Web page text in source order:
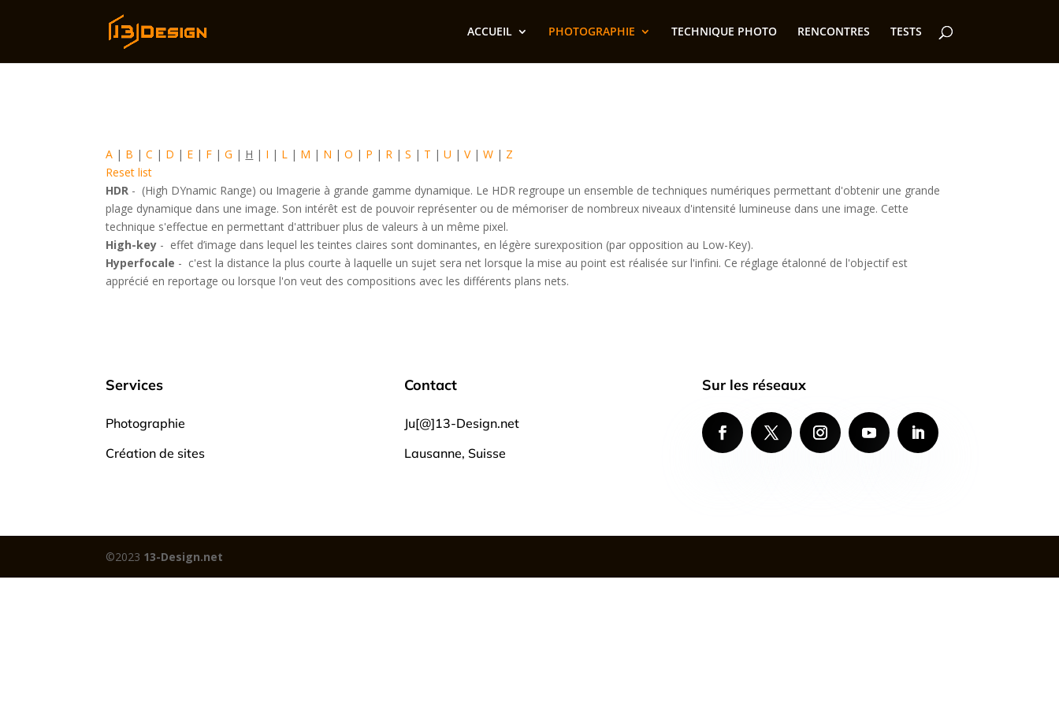
ACCUEIL PHOTOGRAPHIE TECHNIQUE PHOTO RENCONTRES TESTS
A | B |C | D | E | F |G | H | I | L | M | N |O | P | R |S | T |U |V|W | Z
Reset list
HDR - (High DYnamic Range) ou Imagerie à grande gamme dynamique. Le HDR regroupe un ensemble de techniques numériques permettant d'obtenir une grande
plage dynamique dans une image. Son intérêt est de pouvoir représenter ou de mémoriser de nombreux niveaux d'intensité lumineuse dans une image. Cette
technique s'effectue en permettant d'attribuer plus de valeurs à un même pixel.
High-key - effet d’image dans lequel les teintes claires sont dominantes, en légère surexposition (par opposition au Low-Key).
Hyperfocale - c'est la distance la plus courte à laquelle un sujet sera net lorsque la mise au point est réalisée sur l'infini. Ce réglage étalonné de l'objectif est
apprécié en reportage ou lorsque l'on veut des compositions avec les différents plans nets.
Services
Photographie
Création de sites
Contact
Ju[@]13-Design.net
Lausanne, Suisse
Sur les réseaux
©2023 13-Design.net